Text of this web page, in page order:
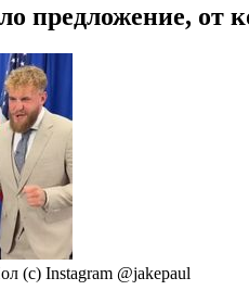
предложение, от
(с) Instagram @jakepaul